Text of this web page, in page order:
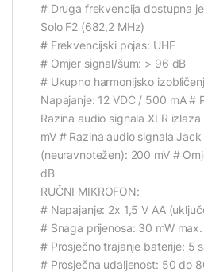
# Druga frekvencija dostupna
Solo F2 (682,2 MHz)
# Frekvencijski pojas: UHF
# Omjer signal/šum: > 96 dB
# Ukupno harmonijsko
Napajanje: 12 VDC / 500 mA #
Razina audio signala XLR
mV # Razina audio signala
(neuravnotežen): 200 mV #
dB
RUČNI MIKROFON:
# Napajanje: 2x 1,5 V AA
# Snaga prijenosa: 30 mW max.
# Prosječno trajanje baterije: 5
# Prosječna udaljenost: 50 do